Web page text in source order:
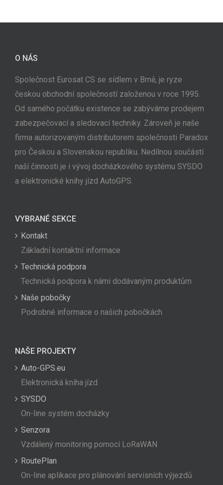
O NÁS
Společnost Eurosat CS se sídlem v Brně, je ryze
českou obchodní společností založenou v roce 1995.
Od samého počátku existence se zabýváme prodejem
zabezpečovací a sledovací techniky. Zároveň je naše
firma autorizovaným distributorem společnosti Paradox
pro Českou a Slovenskou republiku. Nedílnou součástí
naší činnosti je i vývoj docházkového systému SYSDO
a elektronické knihy jízd AutoGPS.
VYBRANÉ SEKCE
Kontakt
Základní kontaktní informace
Technická podpora
Technická podpora k námi dodávaným produktům
Naše pobočky
Podrobné informace o našich pobočkách
NAŠE PROJEKTY
Auto-GPS.eu
Elektronická kniha jízd
SYSDO
On-line systém docházky
Senzora
Vzdálený monitoring pomocí LoRaWAN
RoutePlan
On-line aplikace pro plánování servisních výjezdů